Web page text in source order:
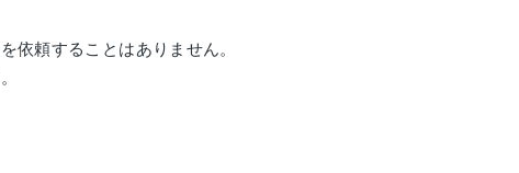
依頼することはありません。